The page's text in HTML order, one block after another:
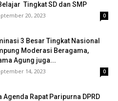
Tingkat SD dan SMP
20, 2023 0
3 Besar Tingkat Nasional
Moderasi Beragama,
Agung juga...
14, 2023 0
Agenda Rapat Paripurna DPRD